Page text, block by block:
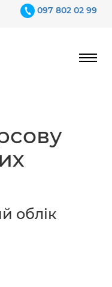
097 802 02 99
облік